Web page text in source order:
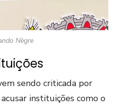
Nègre
sendo criticada por
instituições como o